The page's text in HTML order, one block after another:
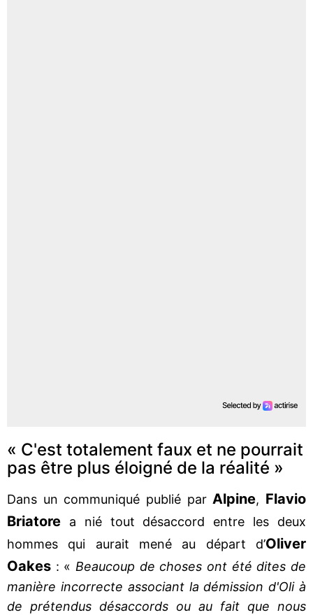
« C'est totalement faux et ne pourrait
pas être plus éloigné de la réalité »
Dans un communiqué publié par Alpine, Flavio
Briatore a nié tout désaccord entre les deux
hommes qui aurait mené au départ d’Oliver
Oakes : « Beaucoup de choses ont été dites de
manière incorrecte associant la démission d'Oli à
de prétendus désaccords ou au fait que nous